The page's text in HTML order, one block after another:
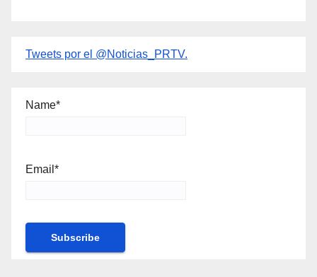
Tweets por el @Noticias_PRTV.
Name*
Email*